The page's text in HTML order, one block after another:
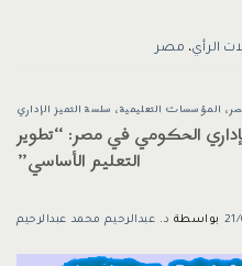
الرأي، مصر
، المؤسسات التعليمية، سلسة التميز الإداري
الإداري الحكومي في مصر: “تطوير
التعليم الأساسي”
بواسطة د. عبدالرحيم محمد عبدالرحيم